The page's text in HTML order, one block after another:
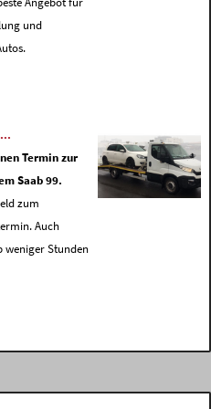
und
Termin zur
Saab 99.
zum
Auch
weniger Stunden